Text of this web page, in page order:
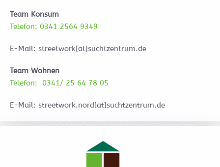
Team Konsum
Telefon: 0341 2564 9349
E-Mail: streetwork[at]suchtzentrum.de
Team Wohnen
Telefon: 0341/ 25 64 78 05
E-Mail: streetwork.nord[at]suchtzentrum.de